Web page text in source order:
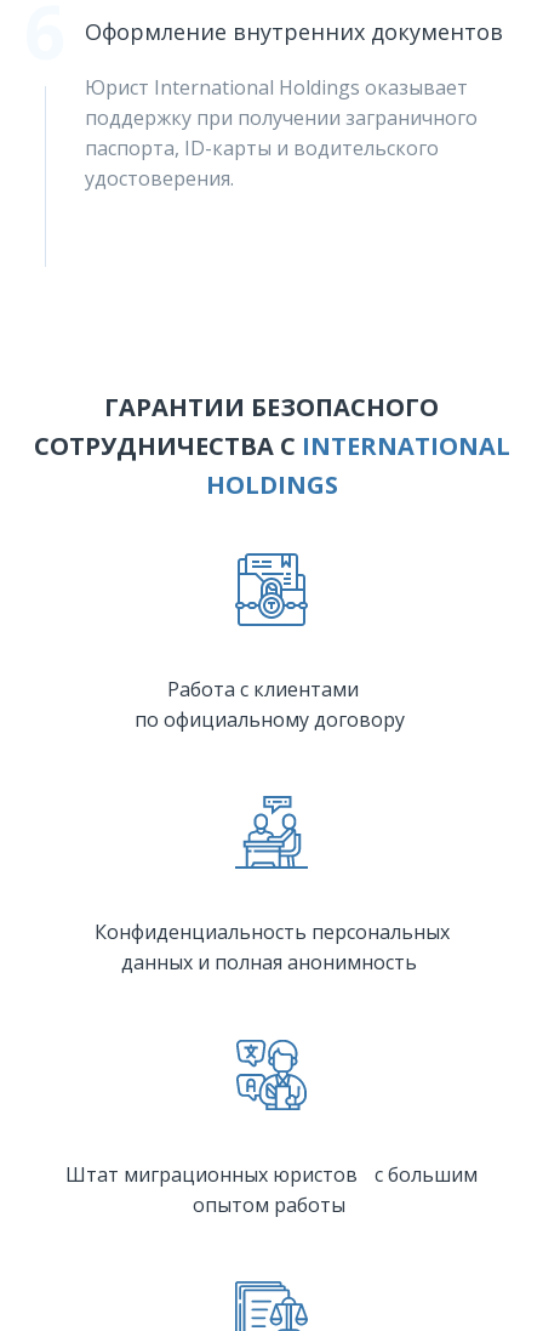
Оформление внутренних документов
Юрист International Holdings оказывает
поддержку при получении заграничного
паспорта, ID-карты и водительского
удостоверения.
ГАРАНТИИ БЕЗОПАСНОГО
СОТРУДНИЧЕСТВА С INTERNATIONAL
HOLDINGS
Работа с клиентами
по официальному договору
Конфиденциальность персональных
данных и полная анонимность
Штат миграционных юристов с большим
опытом работы